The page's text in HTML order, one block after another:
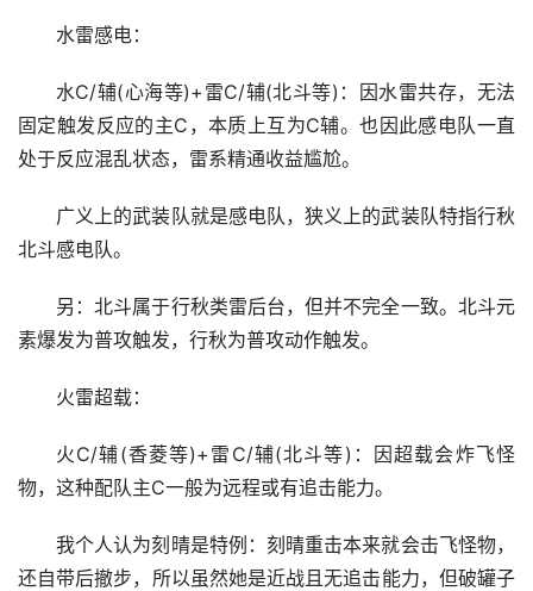
水雷感电：
水C/辅(心海等)+雷C/辅(北斗等)：因水雷共存，无法
固定触发反应的主C，本质上互为C辅。也因此感电队一直
处于反应混乱状态，雷系精通收益尴尬。
广义上的武装队就是感电队，狭义上的武装队特指行秋
北斗感电队。
另：北斗属于行秋类雷后台，但并不完全一致。北斗元
素爆发为普攻触发，行秋为普攻动作触发。
火雷超载：
火C/辅(香菱等)+雷C/辅(北斗等)：因超载会炸飞怪
物，这种配队主C一般为远程或有追击能力。
我个人认为刻晴是特例：刻晴重击本来就会击飞怪物，
还自带后撤步，所以虽然她是近战且无追击能力，但破罐子